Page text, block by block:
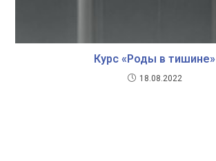
Курс «Роды в тишине»
18.08.2022